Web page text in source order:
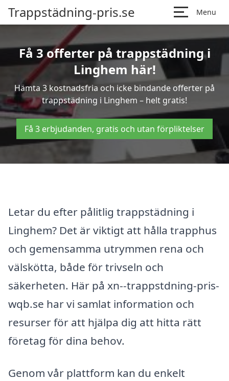
Trappstädning-pris.se Menu
Få 3 offerter på trappstädning i
Linghem här!
Hämta 3 kostnadsfria och icke bindande offerter på
trappstädning i Linghem – helt gratis!
Få 3 erbjudanden, gratis och utan förpliktelser
Letar du efter pålitlig trappstädning i
Linghem? Det är viktigt att hålla trapphus
och gemensamma utrymmen rena och
välskötta, både för trivseln och
säkerheten. Här på xn--trappstdning-pris-
wqb.se har vi samlat information och
resurser för att hjälpa dig att hitta rätt
företag för dina behov.
Genom vår plattform kan du enkelt